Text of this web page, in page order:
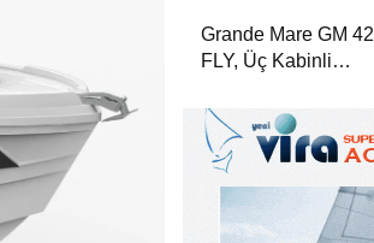
Yat Dergisi’nde
Grande Mare GM 42
FLY, Üç Kabinli
Dergisi’nde